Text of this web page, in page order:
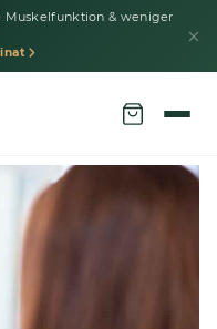
Muskelfunktion & weniger